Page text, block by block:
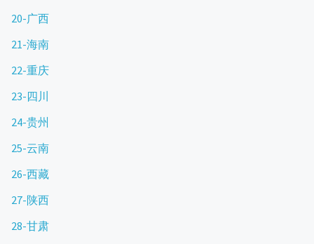
20-广西
21-海南
22-重庆
23-四川
24-贵州
25-云南
26-西藏
27-陕西
28-甘肃